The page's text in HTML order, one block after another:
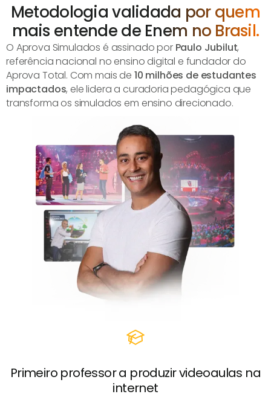
Metodologia validada por quem
mais entende de Enem no Brasil.
O Aprova Simulados é assinado por Paulo Jubilut,
referência nacional no ensino digital e fundador do
Aprova Total. Com mais de 10 milhões de estudantes
impactados, ele lidera a curadoria pedagógica que
transforma os simulados em ensino direcionado.
Primeiro professor a produzir videoaulas na
internet